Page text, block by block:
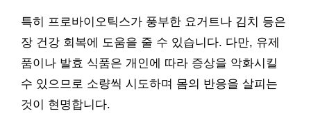
특히 프로바이오틱스가 풍부한 요거트나 김치 등은
장 건강 회복에 도움을 줄 수 있습니다. 다만, 유제
품이나 발효 식품은 개인에 따라 증상을 악화시킬
수 있으므로 소량씩 시도하며 몸의 반응을 살피는
것이 현명합니다.